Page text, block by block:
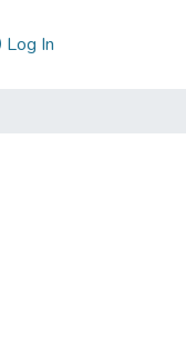
Log In